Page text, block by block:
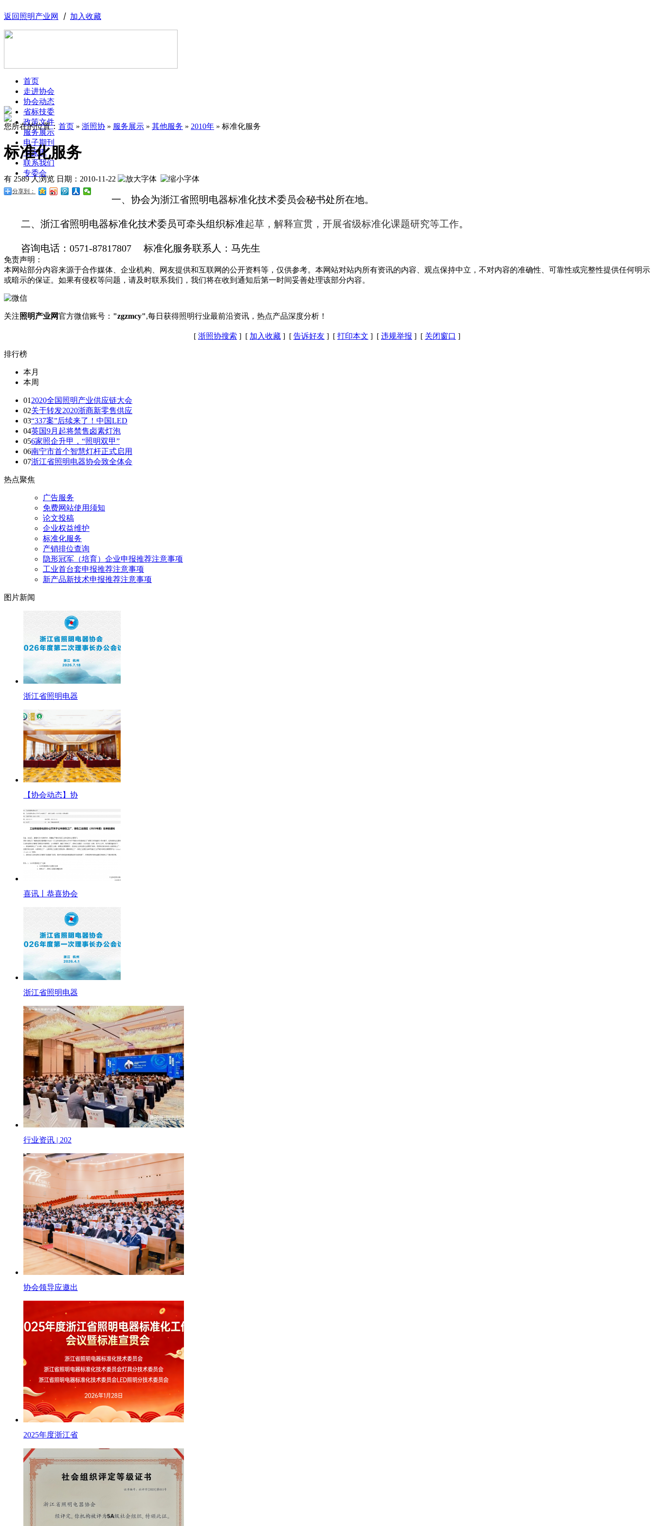
返回照明产业网 丨 加入收藏
首页
走进协会
协会动态
省标技委
政策文件
服务展示
电子期刊
专家库
联系我们
专委会
您所在的位置： 首页 » 浙照协 » 服务展示 » 其他服务 » 2010年 » 标准化服务
标准化服务
有 2589 人浏览 日期： 2010-11-22
分享到：
一、协会为浙江省照明电器标准化技术委员会秘书处所在地。
二、 浙江省照明电器标准化技术委员可牵头组织标准起草，解释宣贯，开展省级标准化课题研究等工作。
咨询电话：0571-87817807 标准化服务联系人：马先生
免责声明：
本网站部分内容来源于合作媒体、企业机构、网友提供和互联网的公开资料等，仅供参考。本网站对站内所有资讯的内容、观点保持中立，不对内容的准确性、可靠性或完整性提供任何明示
或暗示的保证。如果有侵权等问题，请及时联系我们，我们将在收到通知后第一时间妥善处理该部分内容。
关注照明产业网官方微信账号： "zgzmcy",每日获得照明行业最前沿资讯，热点产品深度分析！
[ 浙照协搜索 ] [ 加入收藏 ] [ 告诉好友 ] [ 打印本文 ] [ 违规举报 ] [ 关闭窗口 ]
排行榜
本月
本周
01 2020全国照明产业供应链大会
02关于转发2020浙商新零售供应
03“337案”后续来了！中国LED
04英国9月起将禁售卤素灯泡
056家照企升甲，“照明双甲”
06南宁市首个智慧灯杆正式启用
07浙江省照明电器协会致全体会
热点聚焦
广告服务
免费网站使用须知
论文投稿
企业权益维护
标准化服务
产销排位查询
隐形冠军（培育）企业申报推荐注意事项
工业首台套申报推荐注意事项
新产品新技术申报推荐注意事项
图片新闻
浙江省照明电器
【协会动态】协
喜讯丨恭喜协会
浙江省照明电器
行业资讯 | 202
协会领导应邀出
2025年度浙江省